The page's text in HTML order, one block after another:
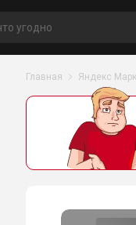
Главная Яндекс